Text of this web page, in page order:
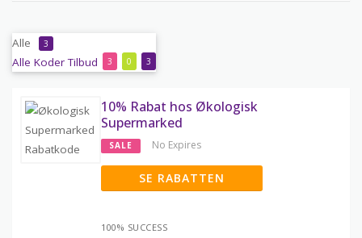
Alle 3
Alle 3
Koder 0
Tilbud 3
10% Rabat hos Økologisk
Supermarked
SALE No Expires
SE RABATTEN
100% SUCCESS